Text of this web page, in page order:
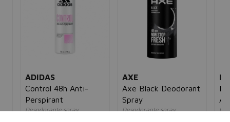
ADIDAS
Control 48h Anti-
Perspirant
Desodorante spray
AXE
Axe Black Deodorant
Spray
Desodorante spray